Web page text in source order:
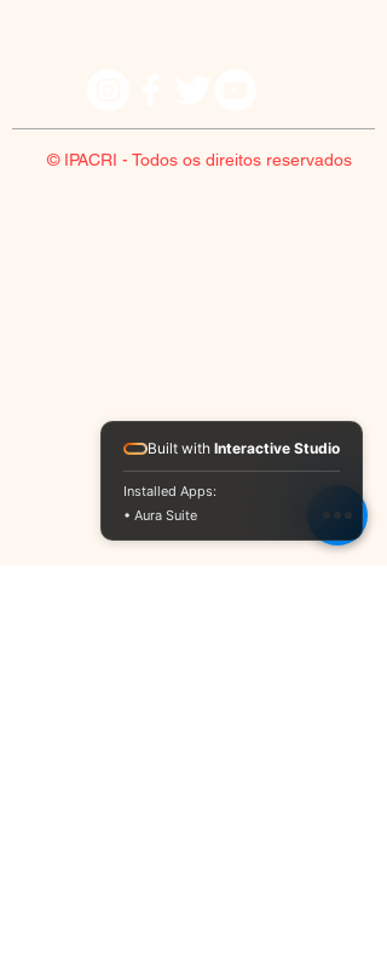
© IPACRI - Todos os direitos reservados
Built with Interactive Studio
Installed Apps:
• Aura Suite